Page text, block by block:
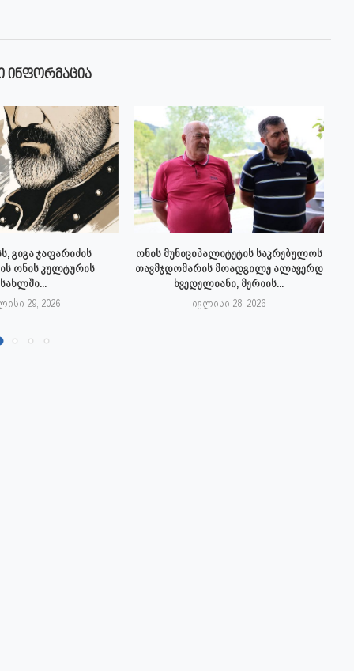
ᲘᲜᲤᲝᲠᲛᲐᲪᲘᲐ
გიგა ჯაფარიძის
ონის კულტურის
სახლში...
29, 2026
ონის მუნიციპალიტეტის საკრებულოს
თავმჯდომარის მოადგილე ალავერდ
ხვედელიანი, მერიის...
ივლისი 28, 2026